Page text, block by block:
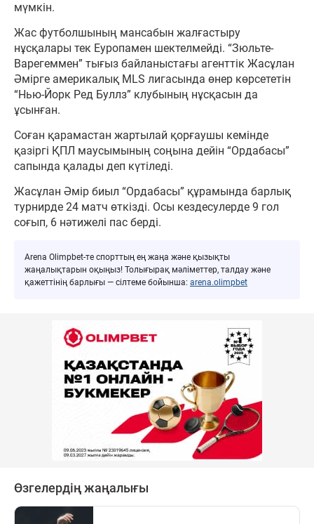
мүмкін.
Жас футболшының мансабын жалғастыру
нұсқалары тек Еуропамен шектелмейді. “Зюльте-
Варегеммен” тығыз байланыстағы агенттік Жасұлан
Әмірге америкалық MLS лигасында өнер көрсететін
“Нью-Йорк Ред Буллз” клубының нұсқасын да
ұсынған.
Соған қарамастан жартылай қорғаушы кемінде
қазіргі ҚПЛ маусымының соңына дейін “Ордабасы”
сапында қалады деп күтіледі.
Жасұлан Әмір биыл “Ордабасы” құрамында барлық
турнирде 24 матч өткізді. Осы кездесулерде 9 гол
соғып, 6 нәтижелі пас берді.
Arena Olimpbet-те спорттың ең жаңа және қызықты
жаңалықтарын оқыңыз! Толығырақ мәліметтер, талдау және
қажеттінің барлығы — сілтеме бойынша: arena.olimpbet